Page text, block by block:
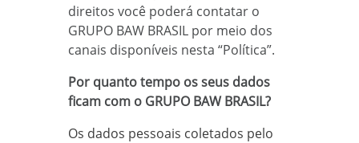
direitos você poderá contatar o
GRUPO BAW BRASIL por meio dos
canais disponíveis nesta “Política”.
Por quanto tempo os seus dados
ficam com o GRUPO BAW BRASIL?
Os dados pessoais coletados pelo